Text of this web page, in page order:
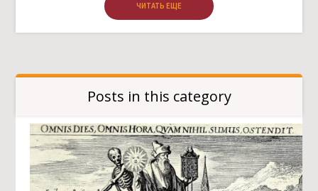
ЧИТАТЬ ЕЩЕ
Posts in this category